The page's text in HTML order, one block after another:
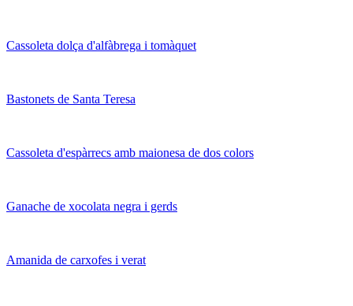
Cassoleta dolça d'alfàbrega i tomàquet
Bastonets de Santa Teresa
Cassoleta d'espàrrecs amb maionesa de dos colors
Ganache de xocolata negra i gerds
Amanida de carxofes i verat